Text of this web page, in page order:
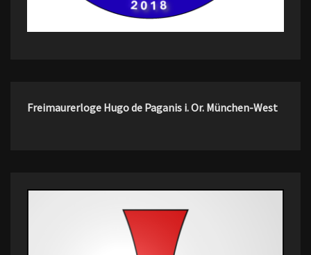
Freimaurerloge Hugo de Paganis i. Or. München-West